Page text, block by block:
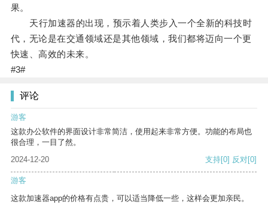
果。
天行加速器的出现，预示着人类步入一个全新的科技时
代，无论是在交通领域还是其他领域，我们都将迈向一个更
快速、高效的未来。
#3#
评论
游客
这款办公软件的界面设计非常简洁，使用起来非常方便。功能的布局也
很合理，一目了然。
2024-12-20
支持[0] 反对[0]
游客
这款加速器app的价格有点贵，可以适当降低一些，这样会更加亲民。